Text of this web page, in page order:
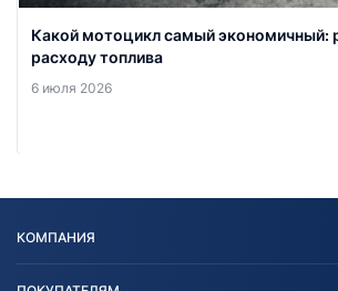
Какой мотоцикл самый экономичный:
расходу топлива
6 июля 2026
КОМПАНИЯ